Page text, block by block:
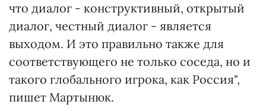
что диалог - конструктивный, открытый
диалог, честный диалог - является
выходом. И это правильно также для
соответствующего не только соседа, но и
такого глобального игрока, как Россия",
пишет Мартынюк.